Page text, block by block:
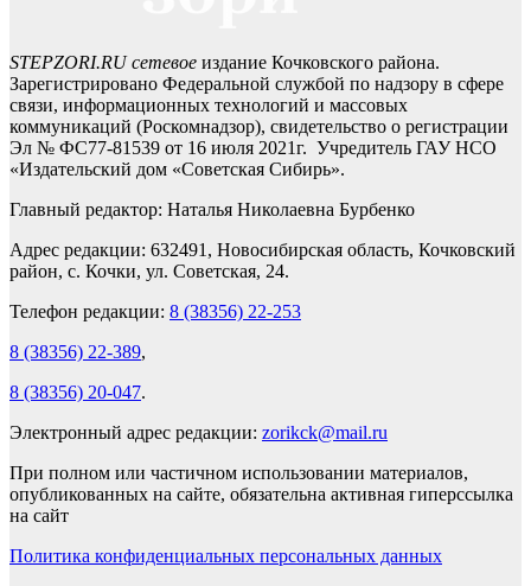
STEPZORI.RU сетевое издание Кочковского района.
Зарегистрировано Федеральной службой по надзору в сфере
связи, информационных технологий и массовых
коммуникаций (Роскомнадзор), свидетельство о регистрации
Эл № ФС77-81539 от 16 июля 2021г. Учредитель ГАУ НСО
«Издательский дом «Советская Сибирь».
Главный редактор: Наталья Николаевна Бурбенко
Адрес редакции: 632491, Новосибирская область, Кочковский
район, с. Кочки, ул. Советская, 24.
Телефон редакции: 8 (38356) 22-253
8 (38356) 22-389,
8 (38356) 20-047.
Электронный адрес редакции: zorikck@mail.ru
При полном или частичном использовании материалов,
опубликованных на сайте, обязательна активная гиперссылка
на сайт
Политика конфиденциальных персональных данных